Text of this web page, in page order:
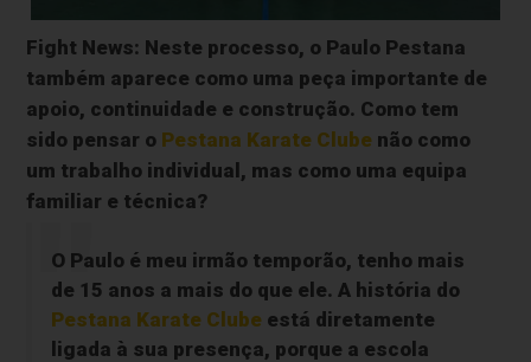
Fight News: Neste processo, o Paulo Pestana
também aparece como uma peça importante de
apoio, continuidade e construção. Como tem
sido pensar o Pestana Karate Clube não como
um trabalho individual, mas como uma equipa
familiar e técnica?
O Paulo é meu irmão temporão, tenho mais
de 15 anos a mais do que ele. A história do
Pestana Karate Clubeestá diretamente
ligada à sua presença, porque a escola